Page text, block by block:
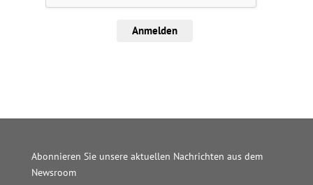
Anmelden
Abonnieren Sie unsere aktuellen Nachrichten aus dem
Newsroom